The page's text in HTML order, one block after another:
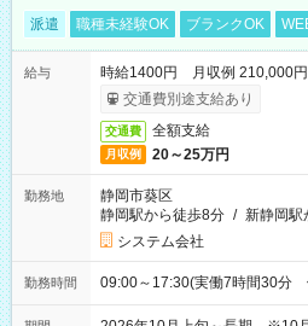
派遣 職種未経験OK ブランクOK
給与
時給1400円 月収例 210,000
交通費別途支給あり
交通費 全額支給
月収例 20～25万円
勤務地
静岡市葵区
静岡駅から徒歩8分 / 新静岡駅
システム会社
勤務時間 09:00～17:30(実働7時間30分